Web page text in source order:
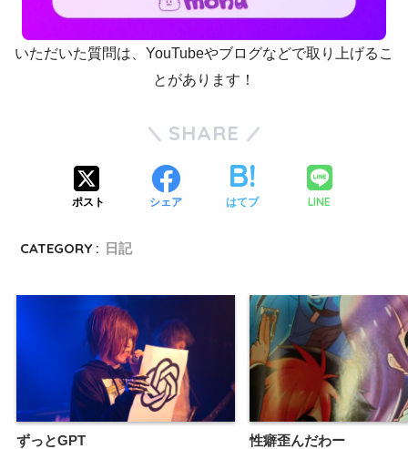
いただいた質問は、YouTubeやブログなどで取り上げるこ
とがあります！
SHARE
ポスト シェア はてブ LINE
CATEGORY : 日記
ずっとGPT 性癖歪んだわー